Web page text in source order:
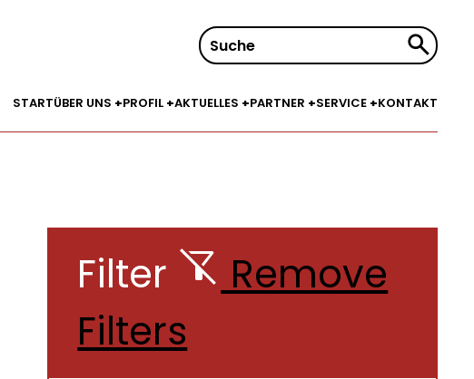
Suche
nach:
STARTÜBER UNS PROFIL AKTUELLES PARTNER SERVICE KONTAKT
Filter
Remove
Filters